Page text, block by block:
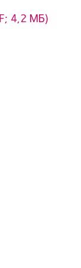
4,2 МБ)